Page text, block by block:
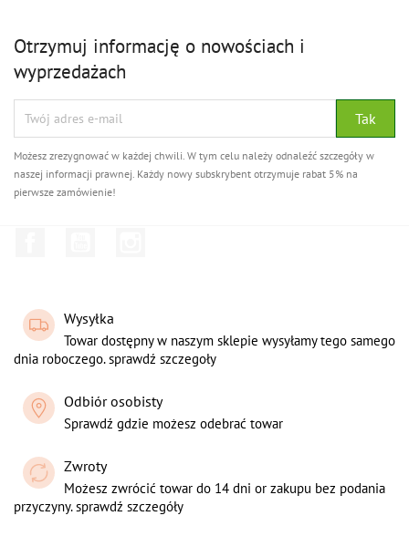
Otrzymuj informację o nowościach i
wyprzedażach
Możesz zrezygnować w każdej chwili. W tym celu należy odnaleźć szczegóły w
naszej informacji prawnej. Każdy nowy subskrybent otrzymuje rabat 5% na
pierwsze zamówienie!
Wysyłka
Towar dostępny w naszym sklepie wysyłamy tego samego
dnia roboczego. sprawdź szczegoły
Odbiór osobisty
Sprawdź gdzie możesz odebrać towar
Zwroty
Możesz zwrócić towar do 14 dni or zakupu bez podania
przyczyny. sprawdź szczegóły